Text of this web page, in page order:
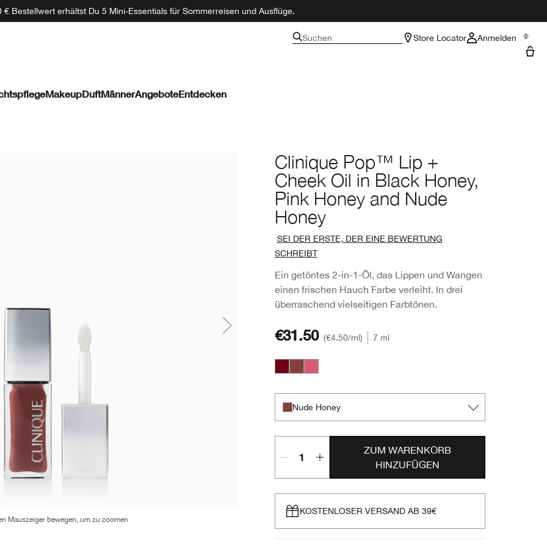
€ Bestellwert erhältst Du 5 Mini-Essentials für Sommerreisen und Ausflüge.
Suchen Store Locator Anmelden 0
MakeupDuftMännerAngeboteEntdecken
Clinique Pop™ Lip +
Cheek Oil in Black Honey,
Pink Honey and Nude
Honey
SEI DER ERSTE, DER EINE BEWERTUNG
SCHREIBT
Ein getöntes 2-in-1-Öl, das Lippen und Wangen
einen frischen Hauch Farbe verleiht. In drei
überraschend vielseitigen Farbtönen.
Mauszeiger bewegen, um zu zoomen
€31.50 €4.50/ml 7 ml
Nude Honey
ZUM WARENKORB
HINZUFÜGEN
KOSTENLOSER VERSAND AB 39€